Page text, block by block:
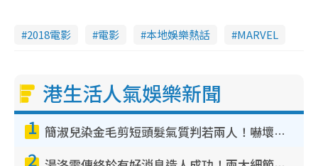
2018電影 電影 本地娛樂熱話 MARVEL
港生活人氣娛樂新聞
1 簡淑兒染金毛剪短頭髮氣質判若兩人！嚇壞老公麥大力都認唔出：「你做咩事？」
2